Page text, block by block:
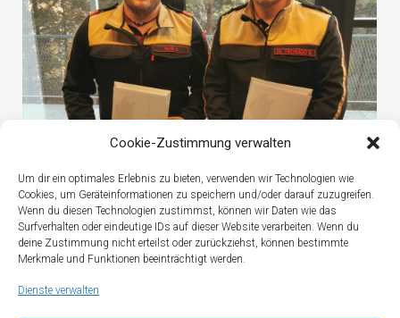
Cookie-Zustimmung verwalten
Um dir ein optimales Erlebnis zu bieten, verwenden wir Technologien wie
Cookies, um Geräteinformationen zu speichern und/oder darauf zuzugreifen.
Wenn du diesen Technologien zustimmst, können wir Daten wie das
Surfverhalten oder eindeutige IDs auf dieser Website verarbeiten. Wenn du
deine Zustimmung nicht erteilst oder zurückziehst, können bestimmte
Merkmale und Funktionen beeinträchtigt werden.
Dienste verwalten
SvE-Peer Ausbildung